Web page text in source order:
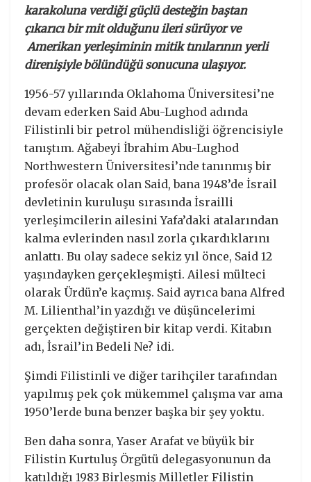
karakoluna verdiği güçlü desteğin baştan
çıkarıcı bir mit olduğunu ileri sürüyor ve
Amerikan yerleşiminin mitik tınılarının yerli
direnişiyle bölündüğü sonucuna ulaşıyor.
1956-57 yıllarında Oklahoma Üniversitesi’ne
devam ederken Said Abu-Lughod adında
Filistinli bir petrol mühendisliği öğrencisiyle
tanıştım. Ağabeyi İbrahim Abu-Lughod
Northwestern Üniversitesi’nde tanınmış bir
profesör olacak olan Said, bana 1948’de İsrail
devletinin kuruluşu sırasında İsrailli
yerleşimcilerin ailesini Yafa’daki atalarından
kalma evlerinden nasıl zorla çıkardıklarını
anlattı. Bu olay sadece sekiz yıl önce, Said 12
yaşındayken gerçekleşmişti. Ailesi mülteci
olarak Ürdün’e kaçmış. Said ayrıca bana Alfred
M. Lilienthal’in yazdığı ve düşüncelerimi
gerçekten değiştiren bir kitap verdi. Kitabın
adı, İsrail’in Bedeli Ne? idi.
Şimdi Filistinli ve diğer tarihçiler tarafından
yapılmış pek çok mükemmel çalışma var ama
1950’lerde buna benzer başka bir şey yoktu.
Ben daha sonra, Yaser Arafat ve büyük bir
Filistin Kurtuluş Örgütü delegasyonunun da
katıldığı 1983 Birleşmiş Milletler Filistin